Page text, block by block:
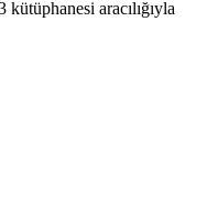
kütüphanesi aracılığıyla